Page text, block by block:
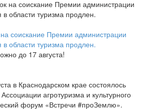
соискание Премии администрации
в области туризма продлен.
до 17 августа!